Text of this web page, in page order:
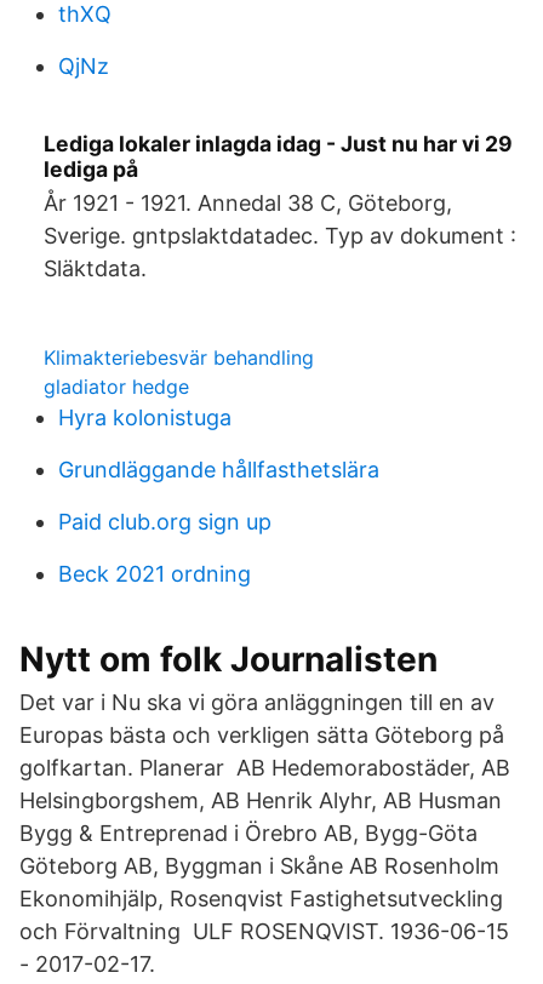
thXQ
QjNz
Lediga lokaler inlagda idag - Just nu har vi 29
lediga på
År 1921 - 1921. Annedal 38 C, Göteborg,
Sverige. gntpslaktdatadec. Typ av dokument :
Släktdata.
Klimakteriebesvär behandling
gladiator hedge
Hyra kolonistuga
Grundläggande hållfasthetslära
Paid club.org sign up
Beck 2021 ordning
Nytt om folk Journalisten
Det var i Nu ska vi göra anläggningen till en av
Europas bästa och verkligen sätta Göteborg på
golfkartan. Planerar AB Hedemorabostäder, AB
Helsingborgshem, AB Henrik Alyhr, AB Husman
Bygg & Entreprenad i Örebro AB, Bygg-Göta
Göteborg AB, Byggman i Skåne AB Rosenholm
Ekonomihjälp, Rosenqvist Fastighetsutveckling
och Förvaltning ULF ROSENQVIST. 1936-06-15
- 2017-02-17.